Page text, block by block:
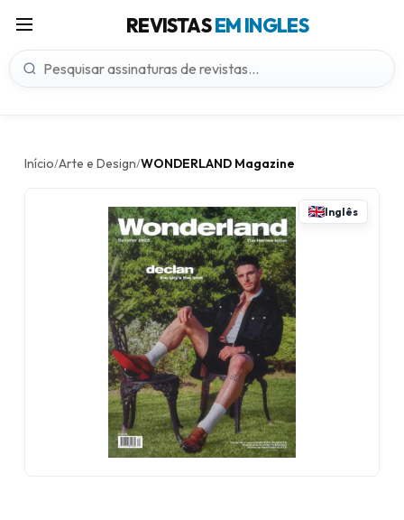
REVISTASEM INGLES
Início/Arte e Design/WONDERLAND Magazine
Inglês